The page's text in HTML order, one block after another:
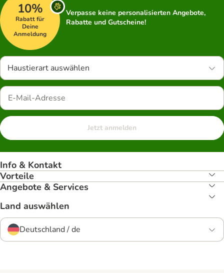
10%
Rabatt für
Deine
Anmeldung
Verpasse keine personalisierten Angebote,
Rabatte und Gutscheine!
Haustierart auswählen
Jetzt anmelden
Info & Kontakt
Vorteile
Angebote & Services
Land auswählen
Deutschland / de